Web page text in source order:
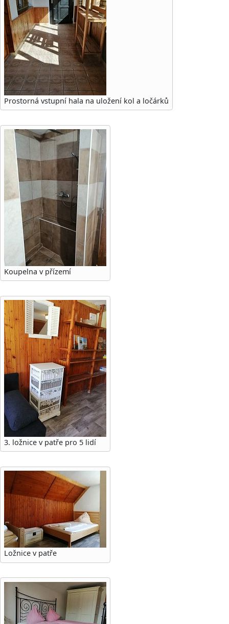
Prostorná vstupní hala na uložení kol a ločárků
Koupelna v přízemí
3. ložnice v patře pro 5 lidí
Ložnice v patře